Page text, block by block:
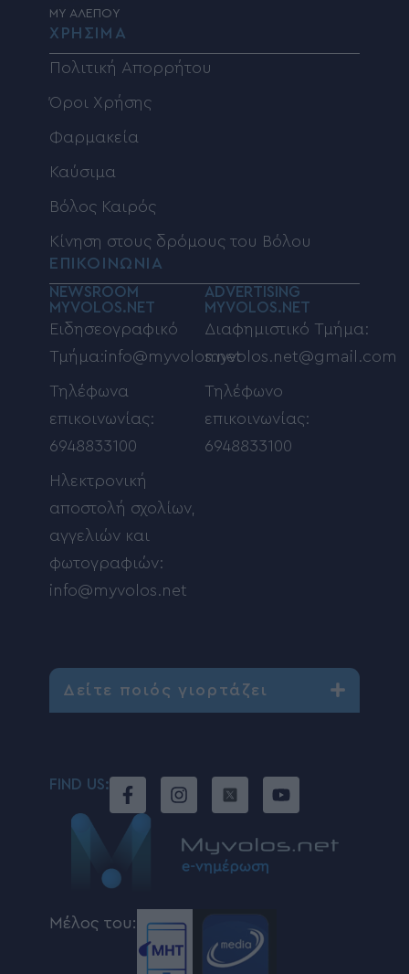
MY ΑΛΕΠΟΥ
ΧΡΗΣΙΜΑ
Πολιτική Απορρήτου
Όροι Χρήσης
Φαρμακεία
Καύσιμα
Βόλος Καιρός
Κίνηση στους δρόμους του Βόλου
ΕΠΙΚΟΙΝΩΝΙΑ
NEWSROOM
MYVOLOS.NET
Ειδησεογραφικό
Τμήμα:info@myvolos.net
Τηλέφωνα
επικοινωνίας:
6948833100
Ηλεκτρονική
αποστολή σχολίων,
αγγελιών και
φωτογραφιών:
info@myvolos.net
ADVERTISING
MYVOLOS.NET
Διαφημιστικό Τμήμα:
myvolos.net@gmail.com
Τηλέφωνο
επικοινωνίας:
6948833100
Δείτε ποιός γιορτάζει
FIND US:
Μέλος του: